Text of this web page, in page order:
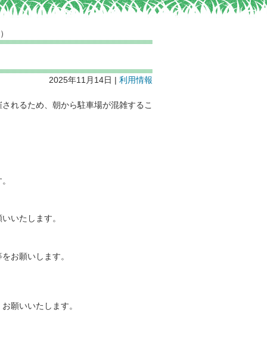
2025年11月14日 | 利用情報
れるため、朝から駐車場が混雑するこ
いたします。
お願いします。
願いいたします。